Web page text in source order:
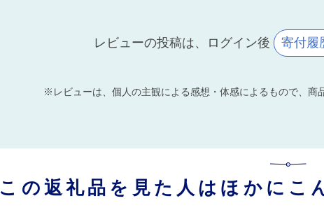
レビューの投稿は、ログイン後 寄付履
※レビューは、個人の主観による感想・体感によるもので、商
この返礼品を見た人はほかにこ